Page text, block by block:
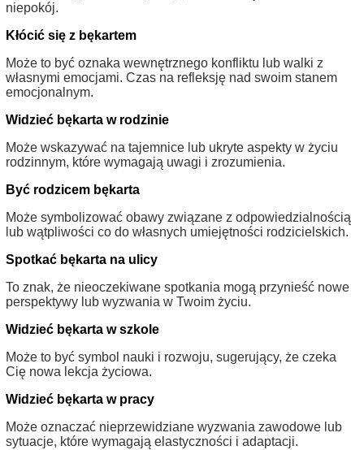
niepokój.
Kłócić się z bękartem
Może to być oznaka wewnętrznego konfliktu lub walki z
własnymi emocjami. Czas na refleksję nad swoim stanem
emocjonalnym.
Widzieć bękarta w rodzinie
Może wskazywać na tajemnice lub ukryte aspekty w życiu
rodzinnym, które wymagają uwagi i zrozumienia.
Być rodzicem bękarta
Może symbolizować obawy związane z odpowiedzialnością
lub wątpliwości co do własnych umiejętności rodzicielskich.
Spotkać bękarta na ulicy
To znak, że nieoczekiwane spotkania mogą przynieść nowe
perspektywy lub wyzwania w Twoim życiu.
Widzieć bękarta w szkole
Może to być symbol nauki i rozwoju, sugerujący, że czeka
Cię nowa lekcja życiowa.
Widzieć bękarta w pracy
Może oznaczać nieprzewidziane wyzwania zawodowe lub
sytuacje, które wymagają elastyczności i adaptacji.